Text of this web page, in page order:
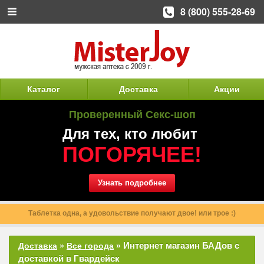
Каталог Доставка Акции
Проверенный Секс-шоп
Для тех, кто любит
ПОГОРЯЧЕЕ!
Узнать подробнее
Таблетка одна, а удовольствие получают двое! или трое :)
Доставка » Все города » Интернет магазин БАДов с
доставкой в Гвардейск
8 (800) 555-28-69